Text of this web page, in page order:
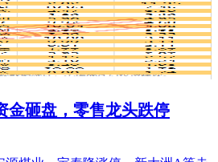
金砸盘，零售龙头跌停